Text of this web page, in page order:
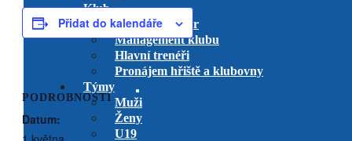
Klub
Výkonný výbor
Management klubu
Hlavní trenéři
Pronájem hřiště a klubovny
Týmy
Muži
Ženy
U19
Přidat do kalendáře
PODROBNOSTI
Datum: